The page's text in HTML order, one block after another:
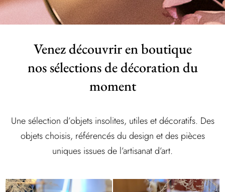
Venez découvrir en boutique
nos sélections de décoration du
moment
Une sélection d’objets insolites, utiles et décoratifs. Des
objets choisis, référencés du design et des pièces
uniques issues de l’artisanat d’art.